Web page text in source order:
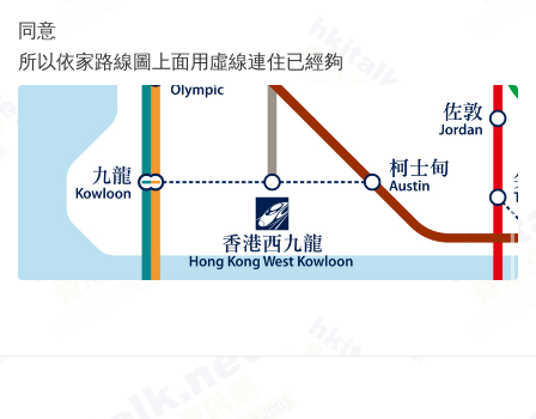
同意
所以依家路線圖上面用虛線連住已經夠